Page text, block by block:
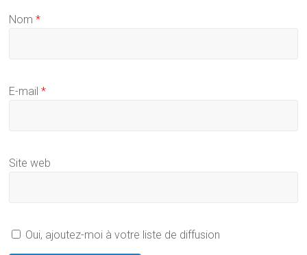
Nom*
E-mail*
Site web
Oui, ajoutez-moi à votre liste de diffusion